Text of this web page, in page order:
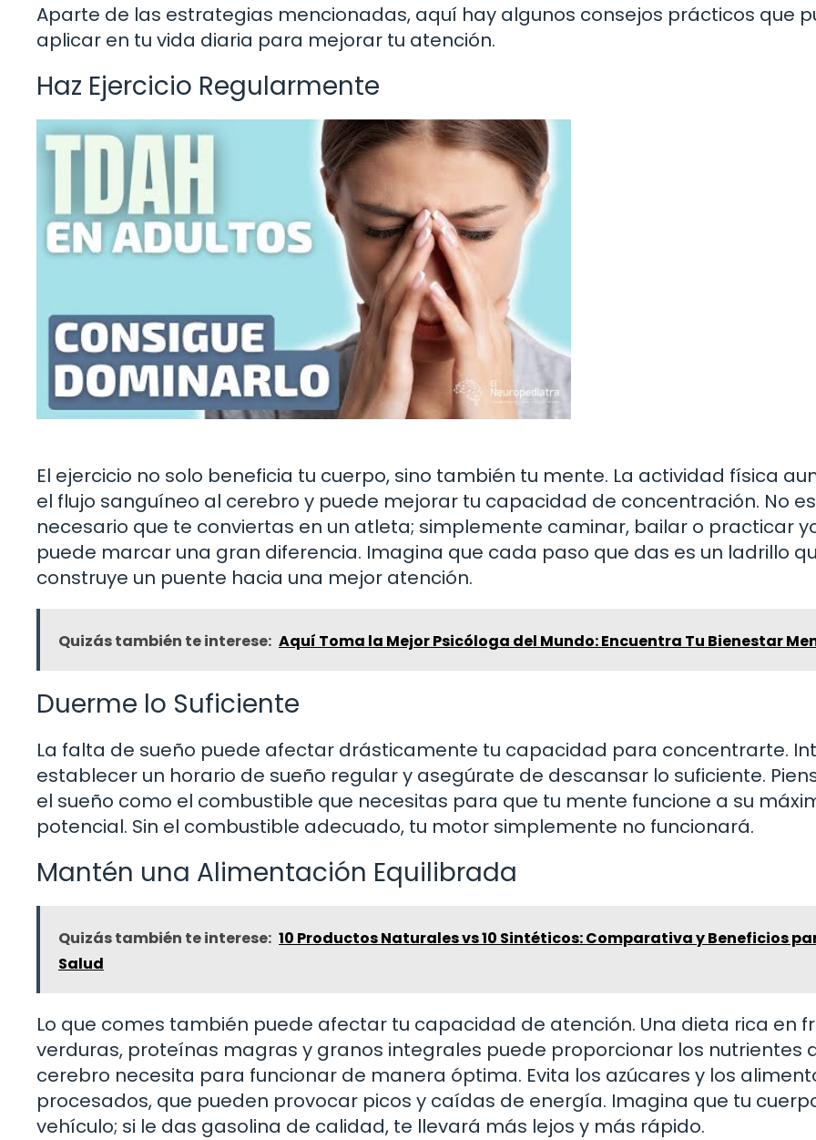
Aparte de las estrategias mencionadas, aquí hay algunos consejos prácticos que
aplicar en tu vida diaria para mejorar tu atención.
Haz Ejercicio Regularmente
El ejercicio no solo beneficia tu cuerpo, sino también tu mente. La actividad física
el flujo sanguíneo al cerebro y puede mejorar tu capacidad de concentración. No es
necesario que te conviertas en un atleta; simplemente caminar, bailar o practicar
puede marcar una gran diferencia. Imagina que cada paso que das es un ladrillo
construye un puente hacia una mejor atención.
Quizás también te interese: Aquí Toma la Mejor Psicóloga del Mundo: Encuentra Tu Bienestar
Duerme lo Suficiente
La falta de sueño puede afectar drásticamente tu capacidad para concentrarte.
establecer un horario de sueño regular y asegúrate de descansar lo suficiente.
el sueño como el combustible que necesitas para que tu mente funcione a su
potencial. Sin el combustible adecuado, tu motor simplemente no funcionará.
Mantén una Alimentación Equilibrada
Quizás también te interese: 10 Productos Naturales vs 10 Sintéticos: Comparativa y Beneficios
Salud
Lo que comes también puede afectar tu capacidad de atención. Una dieta rica en
verduras, proteínas magras y granos integrales puede proporcionar los nutrientes
cerebro necesita para funcionar de manera óptima. Evita los azúcares y los
procesados, que pueden provocar picos y caídas de energía. Imagina que tu
vehículo; si le das gasolina de calidad, te llevará más lejos y más rápido.